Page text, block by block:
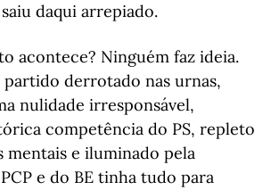
daqui arrepiado.
acontece? Ninguém faz ideia.
derrotado nas urnas,
nulidade irresponsável,
competência do PS, repleto
mentais e iluminado pela
e do BE tinha tudo para